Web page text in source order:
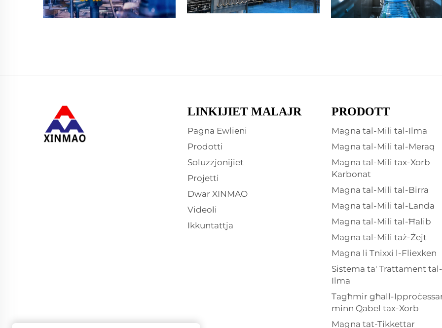
LINKIJIET MALAJR
Paġna Ewlieni
Prodotti
Soluzzjonijiet
Projetti
Dwar XINMAO
Videoli
Ikkuntattja
PRODOTT
Magna tal-Mili tal-Ilma
Magna tal-Mili tal-Meraq
Magna tal-Mili tax-Xorb
Karbonat
Magna tal-Mili tal-Birra
Magna tal-Mili tal-Landa
Magna tal-Mili tal-Ħalib
Magna tal-Mili taż-Żejt
Magna li Tnixxi l-Fliexken
Sistema ta' Trattament tal-
Ilma
Tagħmir għall-
minn Qabel tax-Xorb
Magna tat-Tikkettar